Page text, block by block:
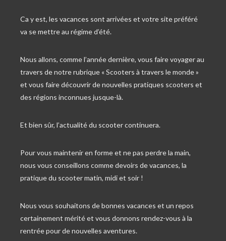
Ca y est, les vacances sont arrivées et votre site préféré
va se mettre au régime d’été.
Nous allons, comme l’année dernière, vous faire voyager au
travers de notre rubrique « Scooters à travers le monde »
et vous faire découvrir de nouvelles pratiques scooters et
des régions inconnues jusque-là.
Et bien sûr, l’actualité du scooter continuera.
Pour vous maintenir en forme et ne pas perdre la main,
nous vous conseillons comme devoirs de vacances, la
pratique du scooter matin, midi et soir !
Nous vous souhaitons de bonnes vacances et un repos
certainement mérité et vous donnons rendez-vous à la
rentrée pour de nouvelles aventures.